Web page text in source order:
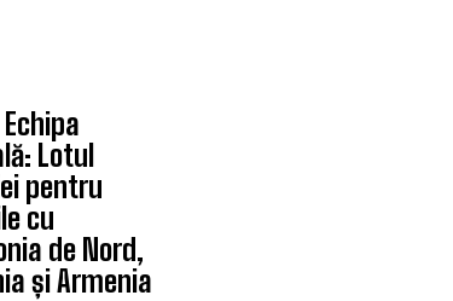
Lotul
pentru
cu
de Nord,
și Armenia